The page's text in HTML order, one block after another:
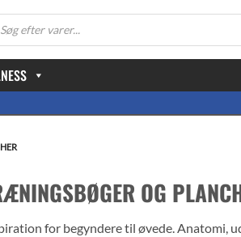
search
OG
for begyndere til øvede. Anatomi,